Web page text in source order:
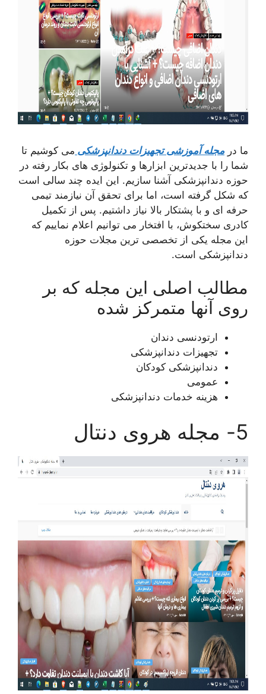
ما درمجله آموزشی تجهیزات دندانپزشکی می کوشیم تا
شما را با جدیدترین ابزارها و تکنولوژی های بکار رفته در
حوزه دندانپزشکی آشنا سازیم. این ایده چند سالی است
که شکل گرفته است، اما برای تحقق آن نیازمند تیمی
حرفه ای و با پشتکار بالا نیاز داشتیم. پس از تکمیل
کادری سختکوش، با افتخار می توانیم اعلام نماییم که
این مجله یکی از تخصصی ترین مجلات حوزه
دندانپزشکی است.
مطالب اصلی این مجله که بر
روی آنها متمرکز شده
ارتودنسی دندان
تجهیزات دندانپزشکی
دندانپزشکی کودکان
عمومی
هزینه خدمات دندانپزشکی
5- مجله هروی دنتال